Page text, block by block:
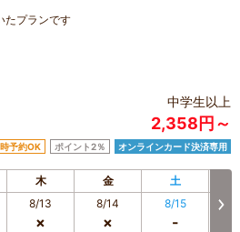
プランです
中学生以上
2,358円～
予約OK ポイント2％ オンラインカード決済専用
木 金 土
8/13
×
8/14
×
8/15
-